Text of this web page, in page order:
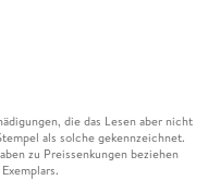
die das Lesen aber nicht
als solche gekennzeichnet.
zu Preissenkungen beziehen